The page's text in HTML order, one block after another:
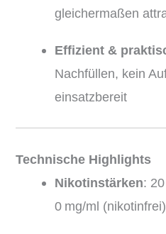
gleichermaßen
Effizient &
Nachfüllen, kein
einsatzbereit
Technische Highlights
Nikotinstärken:
0 mg/ml (nikotinfrei)